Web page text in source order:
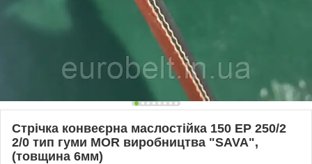
Стрічка конвеєрна маслостійка 150 EP 250/2
2/0 тип гуми MOR виробництва "SAVA",
(товщина 6мм)